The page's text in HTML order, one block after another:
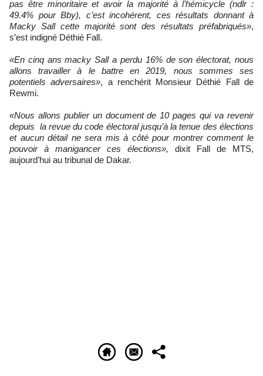
pas être minoritaire et avoir la majorité à l’hémicycle (ndlr :
49.4% pour Bby), c’est incohérent, ces résultats donnant à
Macky Sall cette majorité sont des résultats préfabriqués»,
s’est indigné Déthié Fall.
«En cinq ans macky Sall a perdu 16% de son électorat, nous
allons travailler à le battre en 2019, nous sommes ses
potentiels adversaires», a renchérit Monsieur Déthié Fall de
Rewmi.
«Nous allons publier un document de 10 pages qui va revenir
depuis la revue du code électoral jusqu’à la tenue des élections
et aucun détail ne sera mis à côté pour montrer comment le
pouvoir à manigancer ces élections», dixit Fall de MTS,
aujourd’hui au tribunal de Dakar.